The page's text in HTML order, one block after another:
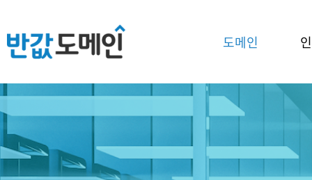
도메인